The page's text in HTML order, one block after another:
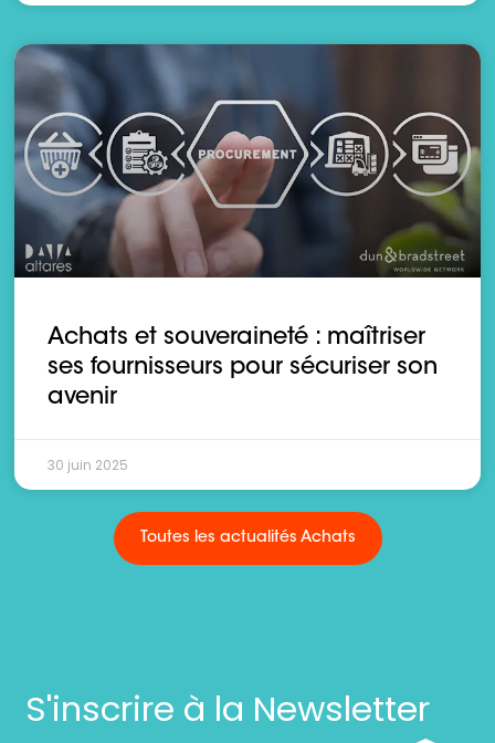
Achats et souveraineté : maîtriser
ses fournisseurs pour sécuriser son
avenir
30 juin 2025
Toutes les actualités Achats
S'inscrire à la Newsletter